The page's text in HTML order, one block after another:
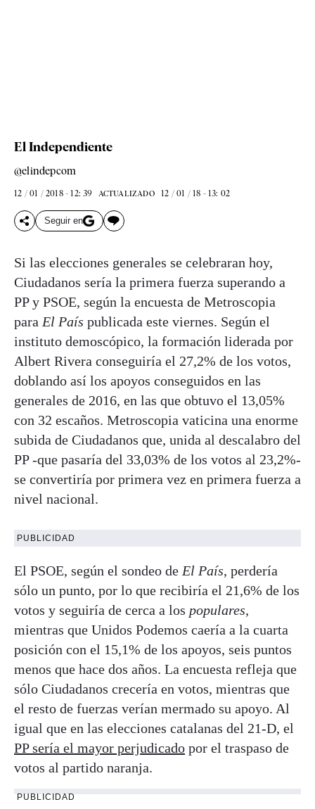
El Independiente
@elindepcom
12 / 01 / 2018 - 12: 39 ACTUALIZADO 12 / 01 / 18 - 13: 02
Seguir en
Si las elecciones generales se celebraran hoy,
Ciudadanos sería la primera fuerza superando a
PP y PSOE, según la encuesta de Metroscopia
para El País publicada este viernes. Según el
instituto demoscópico, la formación liderada por
Albert Rivera conseguiría el 27,2% de los votos,
doblando así los apoyos conseguidos en las
generales de 2016, en las que obtuvo el 13,05%
con 32 escaños. Metroscopia vaticina una enorme
subida de Ciudadanos que, unida al descalabro del
PP -que pasaría del 33,03% de los votos al 23,2%-
se convertiría por primera vez en primera fuerza a
nivel nacional.
PUBLICIDAD
El PSOE, según el sondeo de El País, perdería
sólo un punto, por lo que recibiría el 21,6% de los
votos y seguiría de cerca a los populares,
mientras que Unidos Podemos caería a la cuarta
posición con el 15,1% de los apoyos, seis puntos
menos que hace dos años. La encuesta refleja que
sólo Ciudadanos crecería en votos, mientras que
el resto de fuerzas verían mermado su apoyo. Al
igual que en las elecciones catalanas del 21-D, el
PP sería el mayor perjudicado por el traspaso de
votos al partido naranja.
PUBLICIDAD